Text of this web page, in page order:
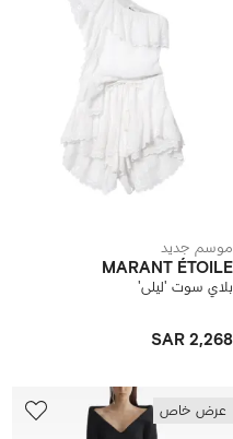
موسم جديد
MARANT ÉTOILE
بلاي سوت 'ليلى'
SAR 2,268
عرض خاص